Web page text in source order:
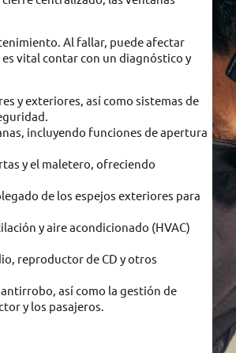
Al fallar, puede afectar
vital contar con un diagnóstico y
y exteriores, así como sistemas de
incluyendo funciones de apertura
y el maletero, ofreciendo
de los espejos exteriores para
y aire acondicionado (HVAC)
reproductor de CD y otros
así como la gestión de
y los pasajeros.